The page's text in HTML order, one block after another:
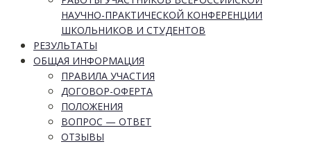
НАУЧНО-ПРАКТИЧЕСКОЙ КОНФЕРЕНЦИИ
ШКОЛЬНИКОВ И СТУДЕНТОВ
РЕЗУЛЬТАТЫ
ОБЩАЯ ИНФОРМАЦИЯ
ПРАВИЛА УЧАСТИЯ
ДОГОВОР-ОФЕРТА
ПОЛОЖЕНИЯ
ВОПРОС — ОТВЕТ
ОТЗЫВЫ